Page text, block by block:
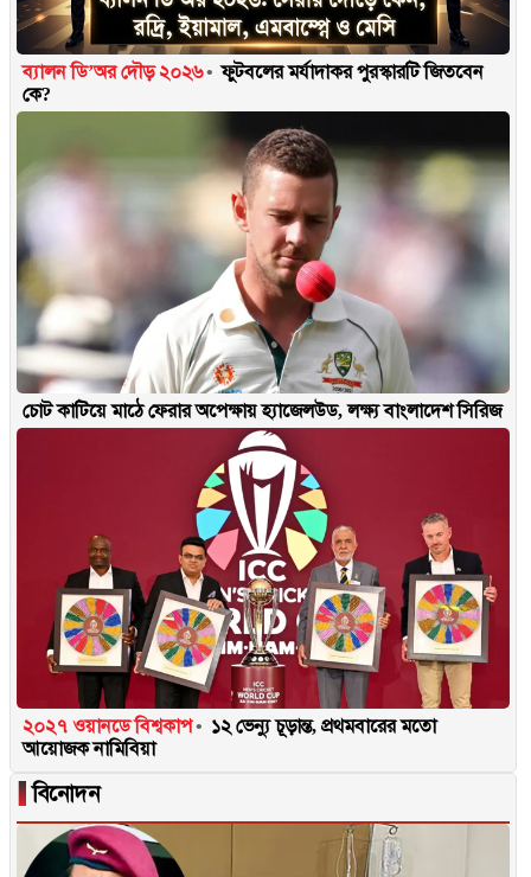
ব্যালন ডি’অর দৌড় ২০২৬
ফুটবলের মর্যাদাকর পুরস্কারটি জিতবেন
কে?
চোট কাটিয়ে মাঠে ফেরার অপেক্ষায় হ্যাজেলউড, লক্ষ্য বাংলাদেশ সিরিজ
২০২৭ ওয়ানডে বিশ্বকাপ
১২ ভেন্যু চূড়ান্ত, প্রথমবারের মতো
আয়োজক নামিবিয়া
▐বিনোদন